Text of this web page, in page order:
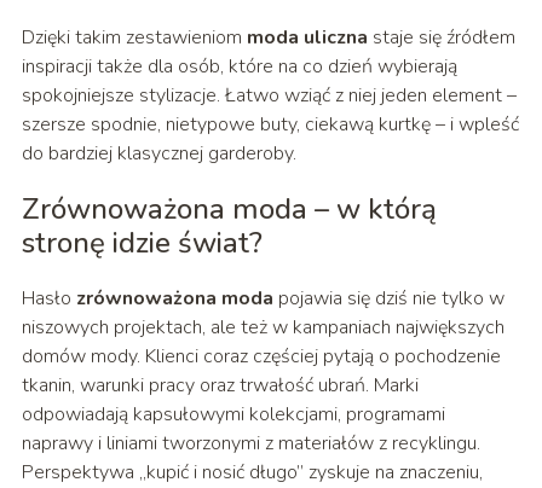
Dzięki takim zestawieniom moda uliczna staje się źródłem
inspiracji także dla osób, które na co dzień wybierają
spokojniejsze stylizacje. Łatwo wziąć z niej jeden element –
szersze spodnie, nietypowe buty, ciekawą kurtkę – i wpleść
do bardziej klasycznej garderoby.
Zrównoważona moda – w którą
stronę idzie świat?
Hasło zrównoważona moda pojawia się dziś nie tylko w
niszowych projektach, ale też w kampaniach największych
domów mody. Klienci coraz częściej pytają o pochodzenie
tkanin, warunki pracy oraz trwałość ubrań. Marki
odpowiadają kapsułowymi kolekcjami, programami
naprawy i liniami tworzonymi z materiałów z recyklingu.
Perspektywa „kupić i nosić długo” zyskuje na znaczeniu,